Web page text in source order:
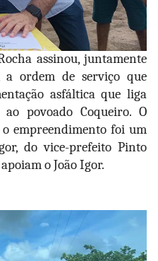
assinou, juntamente
a ordem de serviço que
asfáltica que liga
povoado Coqueiro. O
empreendimento foi um
do vice-prefeito Pinto
o João Igor.